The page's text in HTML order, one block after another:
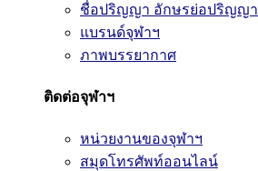
ชื่อปริญญา อักษรย่อปริญญา
แบรนด์จุฬาฯ
ภาพบรรยากาศ
ติดต่อจุฬาฯ
หน่วยงานของจุฬาฯ
สมุดโทรศัพท์ออนไลน์